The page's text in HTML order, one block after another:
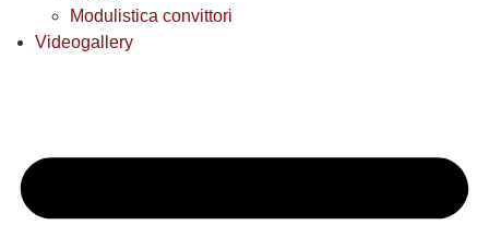
Modulistica convittori
Videogallery